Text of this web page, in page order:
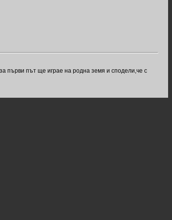
първи път ще играе на родна земя и сподели,че с